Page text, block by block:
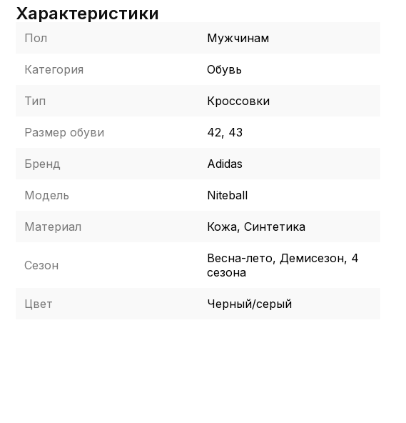
Характеристики
Пол Мужчинам
Категория Обувь
Тип Кроссовки
Размер обуви 42, 43
Бренд Adidas
Модель Niteball
Материал Кожа, Синтетика
Сезон
Весна-лето, Демисезон, 4
сезона
Цвет Черный/серый